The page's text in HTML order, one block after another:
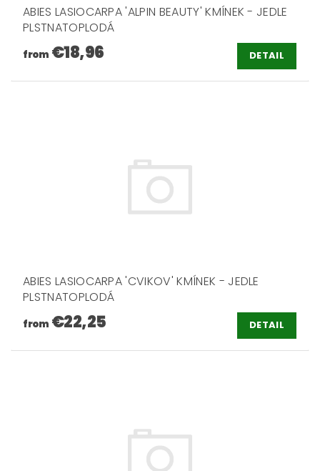
ABIES LASIOCARPA 'ALPIN BEAUTY' KMÍNEK - JEDLE
PLSTNATOPLODÁ
from €18,96 DETAIL
ABIES LASIOCARPA 'CVIKOV' KMÍNEK - JEDLE
PLSTNATOPLODÁ
from €22,25 DETAIL